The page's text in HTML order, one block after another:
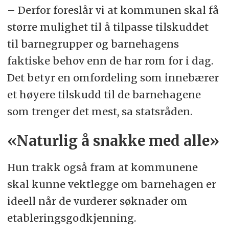
– Derfor foreslår vi at kommunen skal få
større mulighet til å tilpasse tilskuddet
til barnegrupper og barnehagens
faktiske behov enn de har rom for i dag.
Det betyr en omfordeling som innebærer
et høyere tilskudd til de barnehagene
som trenger det mest, sa statsråden.
«Naturlig å snakke med alle»
Hun trakk også fram at kommunene
skal kunne vektlegge om barnehagen er
ideell når de vurderer søknader om
etableringsgodkjenning.